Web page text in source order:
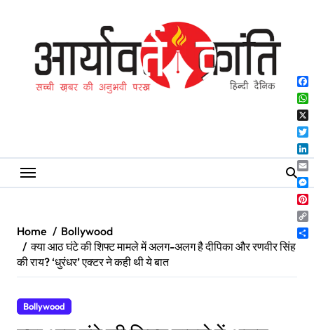
Home
Bollywood
क्या आठ घंटे की शिफ्ट मामले में अलग-अलग है दीपिका और रणवीर सिंह
की राय? ‘धुरंधर’ एक्टर ने कही थी ये बात
Bollywood
X